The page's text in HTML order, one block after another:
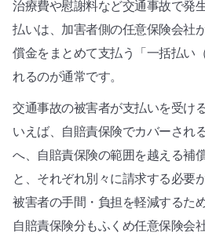
治療費や慰謝料など交通事故で発
払いは、加害者側の任意保険会社
償金をまとめて支払う「一括払い
れるのが通常です。
交通事故の被害者が支払いを受け
いえば、自賠責保険でカバーされ
へ、自賠責保険の範囲を越える補
と、それぞれ別々に請求する必要
被害者の手間・負担を軽減するた
自賠責保険分もふくめ任意保険会